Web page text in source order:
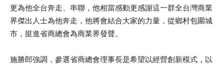
更為他全台奔走、串聯，他相當感動更感謝這一群全台灣商業
界傑出人士為他奔走，他將會結合大家的力量，從鄉村包圍城
市，挺進省商總會為商業界發聲。
施勝郎強調，參選省商總會理事長是希望以經營創新模式，以